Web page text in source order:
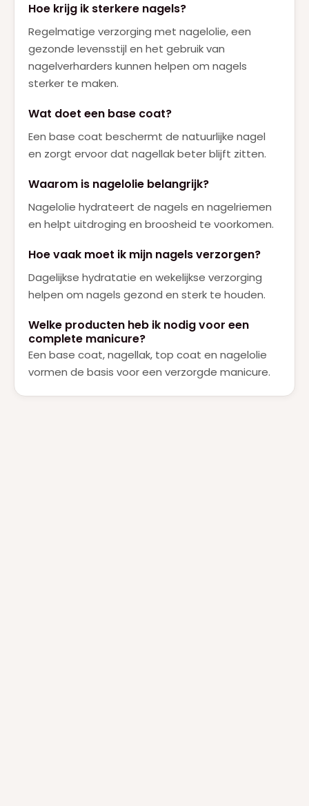
Hoe krijg ik sterkere nagels?
Regelmatige verzorging met nagelolie, een
gezonde levensstijl en het gebruik van
nagelverharders kunnen helpen om nagels
sterker te maken.
Wat doet een base coat?
Een base coat beschermt de natuurlijke nagel
en zorgt ervoor dat nagellak beter blijft zitten.
Waarom is nagelolie belangrijk?
Nagelolie hydrateert de nagels en nagelriemen
en helpt uitdroging en broosheid te voorkomen.
Hoe vaak moet ik mijn nagels verzorgen?
Dagelijkse hydratatie en wekelijkse verzorging
helpen om nagels gezond en sterk te houden.
Welke producten heb ik nodig voor een
complete manicure?
Een base coat, nagellak, top coat en nagelolie
vormen de basis voor een verzorgde manicure.